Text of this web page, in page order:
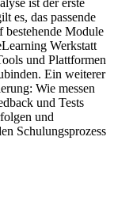
ist der erste
es, das passende
Module
Werkstatt
und Plattformen
Ein weiterer
Wie messen
und Tests
und
Schulungsprozess